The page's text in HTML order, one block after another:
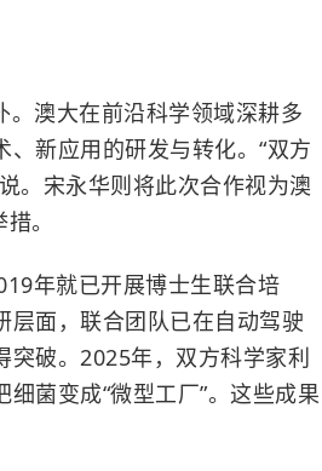
澳大在前沿科学领域深耕多
新应用的研发与转化。“双方
。宋永华则将此次合作视为澳
。
年就已开展博士生联合培
层面，联合团队已在自动驾驶
突破。2025年，双方科学家利
菌变成“微型工厂”。这些成果